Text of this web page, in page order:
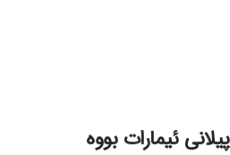
ئیمارات بووە